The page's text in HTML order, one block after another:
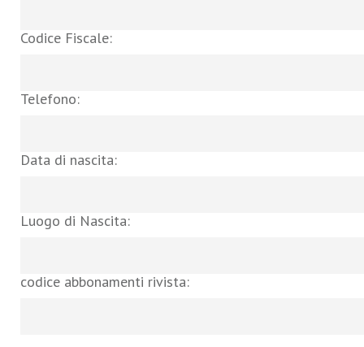
Codice Fiscale:
Telefono:
Data di nascita:
Luogo di Nascita:
codice abbonamenti rivista: